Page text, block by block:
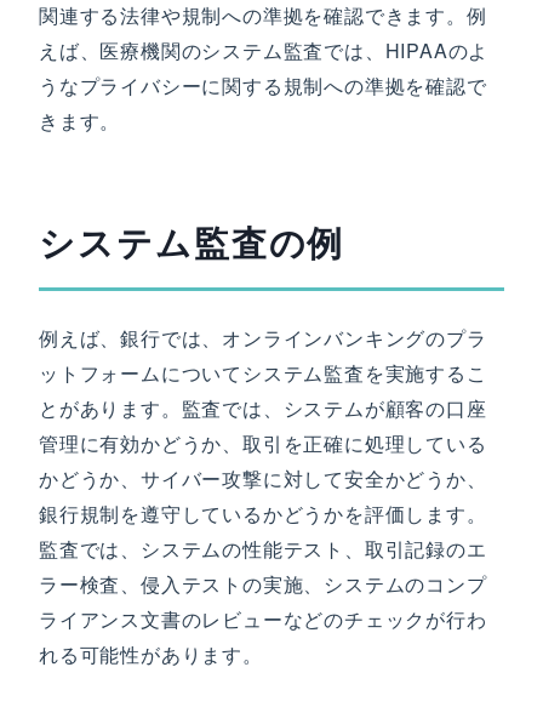
関連する法律や規制への準拠を確認できます。例
えば、医療機関のシステム監査では、HIPAAのよ
うなプライバシーに関する規制への準拠を確認で
きます。
システム監査の例
例えば、銀行では、オンラインバンキングのプラ
ットフォームについてシステム監査を実施するこ
とがあります。監査では、システムが顧客の口座
管理に有効かどうか、取引を正確に処理している
かどうか、サイバー攻撃に対して安全かどうか、
銀行規制を遵守しているかどうかを評価します。
監査では、システムの性能テスト、取引記録のエ
ラー検査、侵入テストの実施、システムのコンプ
ライアンス文書のレビューなどのチェックが行わ
れる可能性があります。